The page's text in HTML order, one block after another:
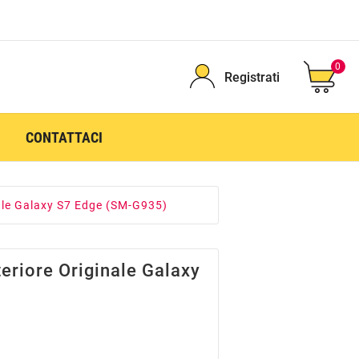
Registrati
0
CONTATTACI
Galaxy S7 Edge (SM-G935)
Originale Galaxy